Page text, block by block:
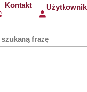
Kontakt Użytkownik